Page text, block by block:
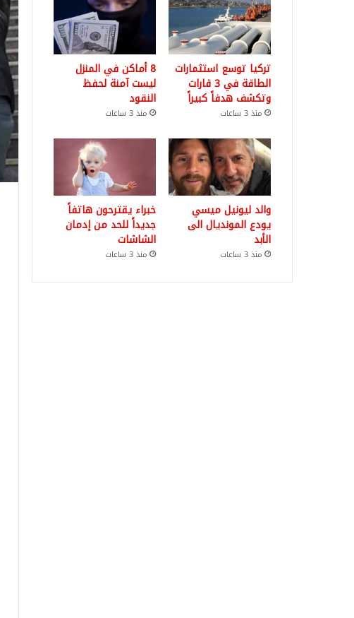
تركيا توسع استثمارات
الطاقة في 3 قارات
وتكشف هدفاً كبيراً
منذ 3 ساعات
8 أماكن في المنزل
ليست آمنة لحفظ
النقود
منذ 3 ساعات
والد ليونيل ميسي
يودع المونديال الى
الأبد
منذ 3 ساعات
خبراء يقترحون هاتفاً
جديداً للحد من إدمان
الشاشات
منذ 3 ساعات